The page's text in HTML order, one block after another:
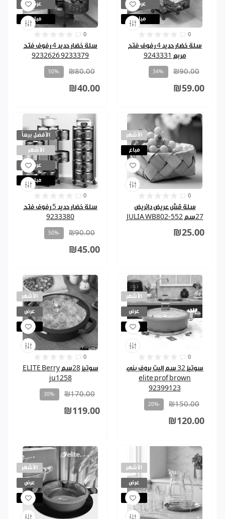
عرض
مباع
0
سلة خضار حديد 4 رفوف فتح
9233379 9232626
₪80.00
-50%
₪40.00
عرض
مباع
0
سلة خضار حديد 4 رفوف فتح
مربع 9243331
₪90.00
-34%
₪59.00
الأفضل بيعاً
الأشهر
عرض
مباع
0
سلة خضار حديد 5 رفوف فتح
9233380
₪90.00
-50%
₪45.00
الأشهر
مباع
0
سلة قش عريض دائريض
27سم JULIA WB802-552
₪25.00
الأشهر
عرض
مباع
0
سوتيز 28سم ELITE Berry
ju1258
₪170.00
-30%
₪119.00
الأشهر
عرض
مباع
0
سوتيز 32 سم اليت بروف بني
elite prof brown
92399123
₪150.00
-20%
₪120.00
الأشهر
عرض
مباع
الأشهر
عرض
مباع